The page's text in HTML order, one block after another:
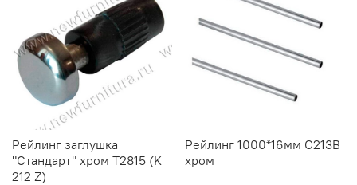
Рейлинг заглушка
"Стандарт" хром Т2815 (K
212 Z)
Рейлинг 1000*16мм C213B
хром